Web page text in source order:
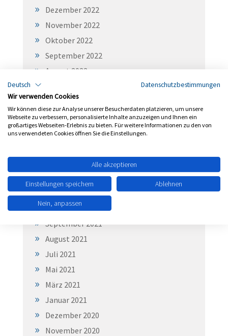
Dezember 2022
November 2022
Oktober 2022
September 2022
August 2022
Juni 2022
April 2022
März 2022
Dezember 2021
November 2021
Oktober 2021
September 2021
August 2021
Juli 2021
Mai 2021
März 2021
Januar 2021
Dezember 2020
November 2020
Deutsch
Datenschutzbestimmungen
Wir verwenden Cookies
Wir können diese zur Analyse unserer Besucherdaten platzieren, um unsere
Webseite zu verbessern, personalisierte Inhalte anzuzeigen und Ihnen ein
großartiges Webseiten-Erlebnis zu bieten. Für weitere Informationen zu den von
uns verwendeten Cookies öffnen Sie die Einstellungen.
Alle akzeptieren
Einstellungen speichern Ablehnen
Nein, anpassen